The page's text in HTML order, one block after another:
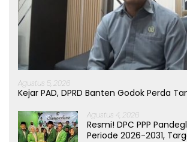
Agustus 5, 2026
Kejar PAD, DPRD Banten Godok Perda
Agustus 4, 2026
Resmi! DPC PPP
Periode 2026-2031,